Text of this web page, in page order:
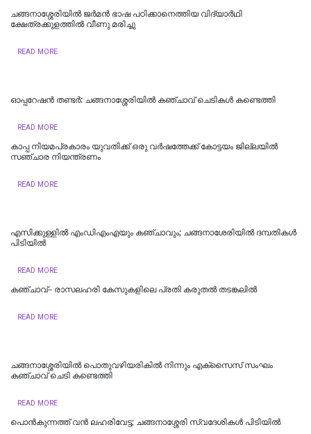
ചങ്ങനാശ്ശേരിയിൽ ജർമൻ ഭാഷ പഠിക്കാനെത്തിയ വിദ്യാർഥി
ക്ഷേത്രക്കുളത്തിൽ വീണു മരിച്ചു
READ MORE
ഓപ്പറേഷൻ തണ്ടർ: ചങ്ങനാശ്ശേരിയിൽ കഞ്ചാവ് ചെടികൾ കണ്ടെത്തി
READ MORE
കാപ്പ നിയമപ്രകാരം യുവതിക്ക് ഒരു വർഷത്തേക്ക് കോട്ടയം ജില്ലയിൽ
സഞ്ചാര നിയന്ത്രണം
READ MORE
എസിക്കുള്ളിൽ എംഡിഎംഎയും കഞ്ചാവും; ചങ്ങനാശേരിയിൽ ദമ്പതികൾ
പിടിയിൽ
READ MORE
കഞ്ചാവ്– രാസലഹരി കേസുകളിലെ പ്രതി കരുതൽ തടങ്കലിൽ
READ MORE
ചങ്ങനാശ്ശേരിയിൽ പൊതുവഴിയരികിൽ നിന്നും എക്സൈസ് സംഘം
കഞ്ചാവ് ചെടി കണ്ടെത്തി
READ MORE
പൊൻകുന്നത്ത് വൻ ലഹരിവേട്ട; ചങ്ങനാശ്ശേരി സ്വദേശികൾ പിടിയിൽ